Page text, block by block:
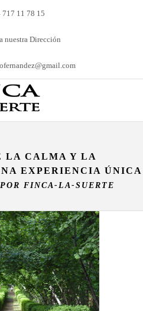
717 11 78 15
nuestra Dirección
LA CALMA Y LA
EXPERIENCIA ÚNICA
FINCA-LA-SUERTE